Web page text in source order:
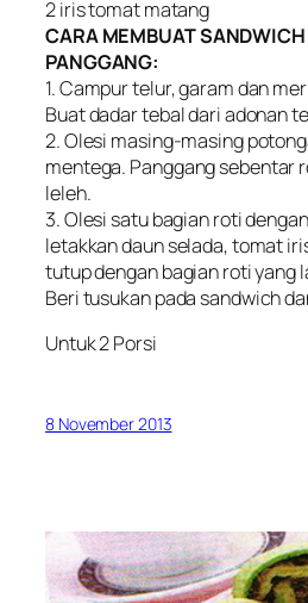
2 iris tomat matang
CARA MEMBUAT SANDWICH
PANGGANG:
1. Campur telur, garam dan
Buat dadar tebal dari adonan
2. Olesi masing-masing
mentega. Panggang sebentar
leleh.
3. Olesi satu bagian roti
letakkan daun selada, tomat
tutup dengan bagian roti yang
Beri tusukan pada sandwich
Untuk 2 Porsi
8 November 2013